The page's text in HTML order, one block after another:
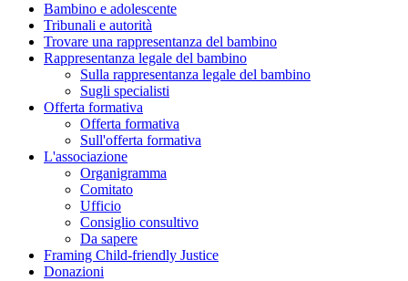
Bambino e adolescente
Tribunali e autorità
Trovare una rappresentanza del bambino
Rappresentanza legale del bambino
Sulla rappresentanza legale del bambino
Sugli specialisti
Offerta formativa
Offerta formativa
Sull'offerta formativa
L'associazione
Organigramma
Comitato
Ufficio
Consiglio consultivo
Da sapere
Framing Child-friendly Justice
Donazioni